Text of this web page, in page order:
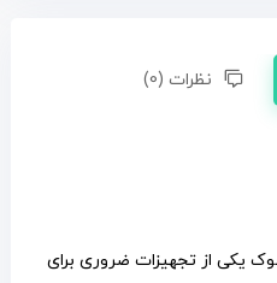
نظرات (0)
یکی از تجهیزات ضروری برای